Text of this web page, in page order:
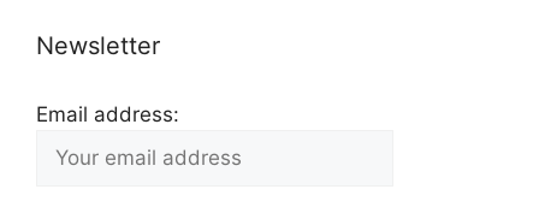
Newsletter
Email address: